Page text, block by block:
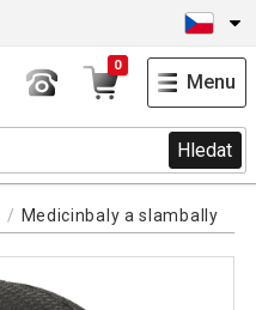
Hledat
0
Menu
Medicinbaly a slambally